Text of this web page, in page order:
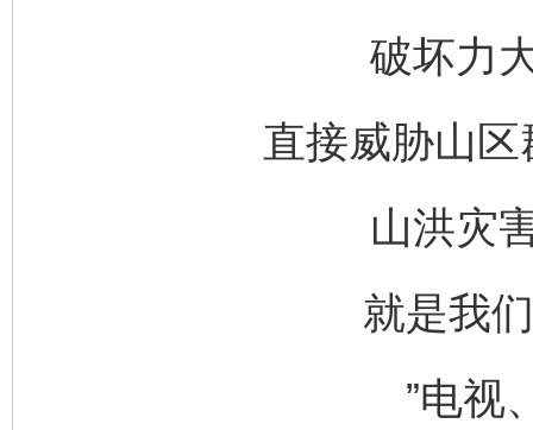
破坏力
直接威胁山
山洪灾
就是我
”电视